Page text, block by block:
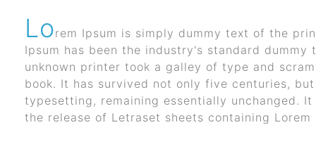
Veneto
(FSE)
Fondimpresa
Fondirigenti
Lorem Ipsum is simply dummy text of the
Ipsum has been the industry's standard dummy
unknown printer took a galley of type and
book. It has survived not only five centuries,
typesetting, remaining essentially unchanged.
the release of Letraset sheets containing Lorem
I corsi aziendali piu frequentati